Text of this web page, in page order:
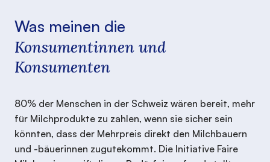
Was meinen die
Konsumentinnen und
Konsumenten
80% der Menschen in der Schweiz wären bereit, mehr
für Milchprodukte zu zahlen, wenn sie sicher sein
könnten, dass der Mehrpreis direkt den Milchbauern
und -bäuerinnen zugutekommt. Die Initiative Faire